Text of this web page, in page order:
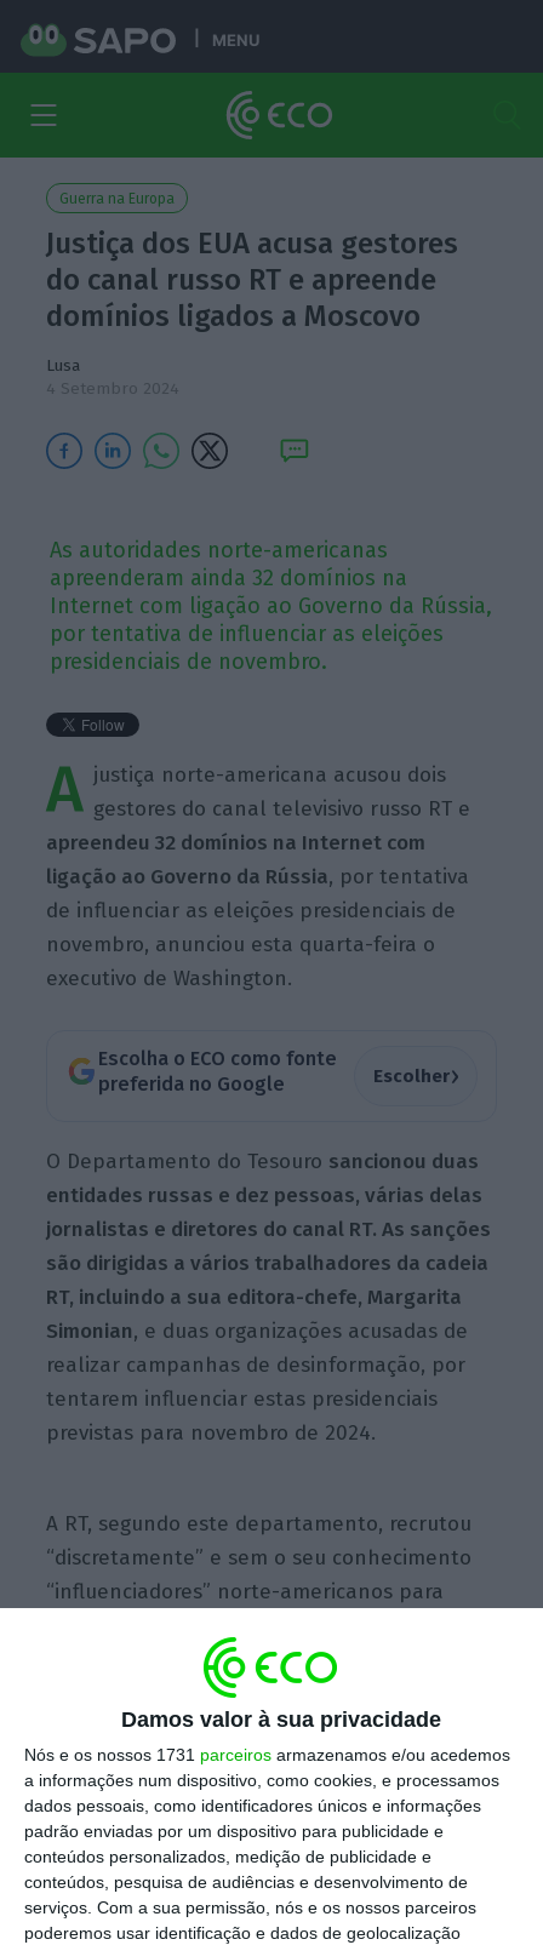
Damos valor à sua privacidade
Nós e os nossos 1731 parceiros armazenamos e/ou acedemos
a informações num dispositivo, como cookies, e processamos
dados pessoais, como identificadores únicos e informações
padrão enviadas por um dispositivo para publicidade e
conteúdos personalizados, medição de publicidade e
conteúdos, pesquisa de audiências e desenvolvimento de
serviços. Com a sua permissão, nós e os nossos parceiros
poderemos usar identificação e dados de geolocalização
MENU
Guerra na Europa
Justiça dos EUA acusa gestores
do canal russo RT e apreende
domínios ligados a Moscovo
Lusa
4 Setembro 2024
As autoridades norte-americanas
apreenderam ainda 32 domínios na
Internet com ligação ao Governo da Rússia,
por tentativa de influenciar as eleições
presidenciais de novembro.
A justiça norte-americana acusou dois
gestores do canal televisivo russo RT e
apreendeu 32 domínios na Internet com
ligação ao Governo da Rússia, por tentativa
de influenciar as eleições presidenciais de
novembro, anunciou esta quarta-feira o
executivo de Washington.
Escolha o ECO como fonte
preferida no Google
Escolher›
O Departamento do Tesouro sancionou duas
entidades russas e dez pessoas, várias delas
jornalistas e diretores do canal RT. As sanções
são dirigidas a vários trabalhadores da cadeia
RT, incluindo a sua editora-chefe, Margarita
Simonian, e duas organizações acusadas de
realizar campanhas de desinformação, por
tentarem influenciar estas presidenciais
previstas para novembro de 2024.
A RT, segundo este departamento, recrutou
“discretamente” e sem o seu conhecimento
“influenciadores” norte-americanos para
campanha eleitoral, com vista a interferir nos
resultados eleitorais.
patrocinados pelo Estado russo utilizam há
muito tempo uma variedade de ferramentas,
como a inteligência artificial e a
desinformação, para minar a confiança nos
processos e instituições eleitorais dos
Estados Unidos”, afirmou o Gabinete de
Controlo de Ativos Estrangeiros (OFAC) do